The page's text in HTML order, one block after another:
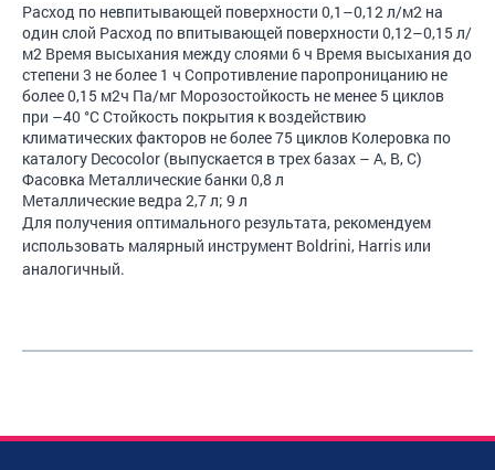
Расход по невпитывающей поверхности 0,1–0,12 л/м2 на
один слой Расход по впитывающей поверхности 0,12–0,15 л/
м2 Время высыхания между слоями 6 ч Время высыхания до
степени 3 не более 1 ч Сопротивление паропроницанию не
более 0,15 м2ч Па/мг Морозостойкость не менее 5 циклов
при –40 °С Стойкость покрытия к воздействию
климатических факторов не более 75 циклов Колеровка по
каталогу Decocolor (выпускается в трех базах – A, B, C)
Фасовка Металлические банки 0,8 л
Металлические ведра 2,7 л; 9 л
Для получения оптимального результата, рекомендуем
использовать малярный инструмент Boldrini, Harris или
аналогичный.